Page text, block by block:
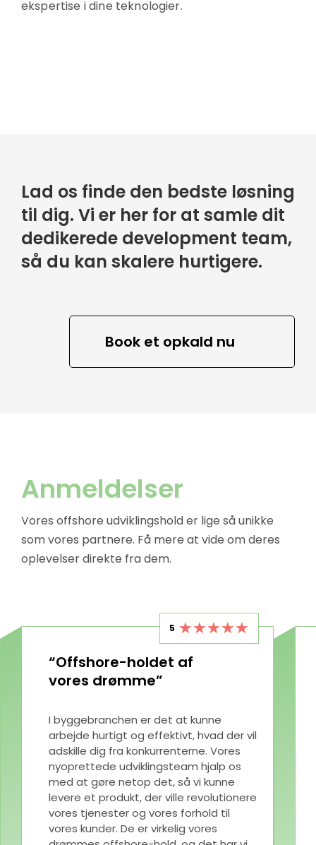
ekspertise i dine teknologier.
Lad os finde den bedste løsning
til dig. Vi er her for at samle dit
dedikerede development team,
så du kan skalere hurtigere.
Book et opkald nu
Anmeldelser
Vores offshore udviklingshold er lige så unikke
som vores partnere. Få mere at vide om deres
oplevelser direkte fra dem.
5
“Offshore-holdet af
vores drømme”
I byggebranchen er det at kunne
arbejde hurtigt og effektivt, hvad der vil
adskille dig fra konkurrenterne. Vores
nyoprettede udviklingsteam hjalp os
med at gøre netop det, så vi kunne
levere et produkt, der ville revolutionere
vores tjenester og vores forhold til
vores kunder. De er virkelig vores